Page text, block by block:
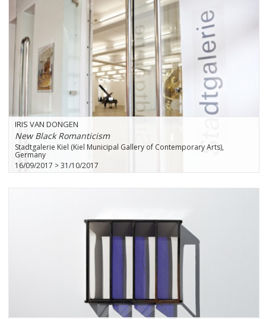
IRIS VAN DONGEN
New Black Romanticism
Stadtgalerie Kiel (Kiel Municipal Gallery of Contemporary Arts),
Germany
16/09/2017 > 31/10/2017